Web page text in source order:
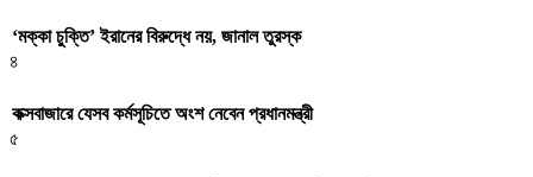
‘মক্কা চুক্তি’ ইরানের বিরুদ্ধে নয়, জানাল তুরস্ক
৪
কক্সবাজারে যেসব কর্মসূচিতে অংশ নেবেন প্রধানমন্ত্রী
৫